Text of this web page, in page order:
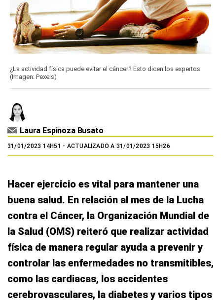
¿La actividad física puede evitar el cáncer? Esto dicen los expertos
(Imagen: Pexels)
Laura Espinoza Busato
31/01/2023 14H51 - ACTUALIZADO A 31/01/2023 15H26
Hacer ejercicio es vital para mantener una
buena salud. En relación al mes de la Lucha
contra el Cáncer, la Organización Mundial de
la Salud (OMS) reiteró que realizar actividad
física de manera regular ayuda a prevenir y
controlar las enfermedades no transmitibles,
como las cardiacas, los accidentes
cerebrovasculares, la diabetes y varios tipos